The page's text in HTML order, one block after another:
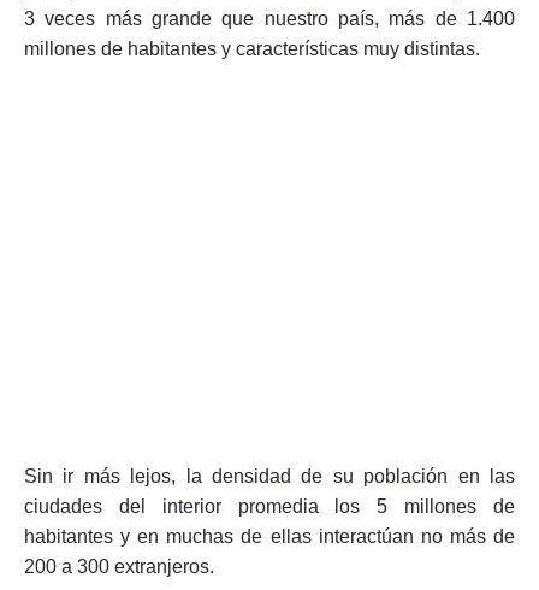
3 veces más grande que nuestro país, más de 1.400
millones de habitantes y características muy distintas.
Sin ir más lejos, la densidad de su población en las
ciudades del interior promedia los 5 millones de
habitantes y en muchas de ellas interactúan no más de
200 a 300 extranjeros.